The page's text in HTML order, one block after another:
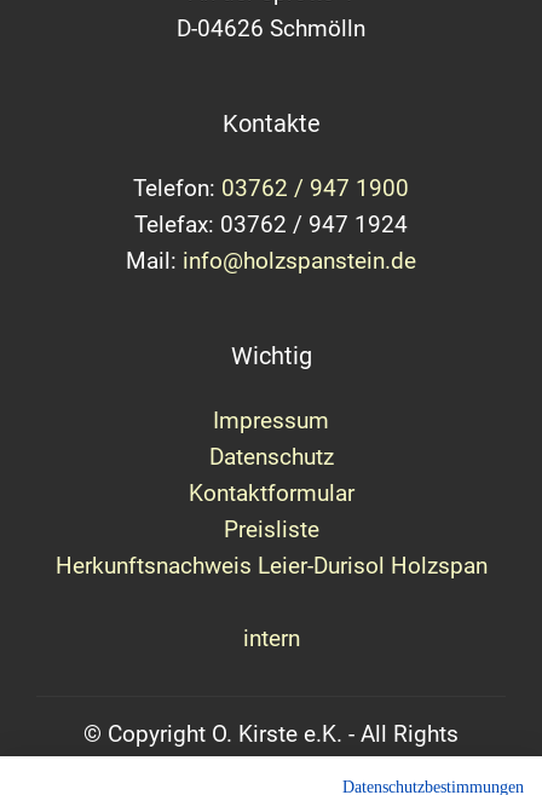
D-04626 Schmölln
Kontakte
Telefon: 03762 / 947 1900
Telefax: 03762 / 947 1924
Mail: info@holzspanstein.de
Wichtig
Impressum
Datenschutz
Kontaktformular
Preisliste
Herkunftsnachweis Leier-Durisol Holzspan
intern
© Copyright O. Kirste e.K. - All Rights
Datenschutzbestimmungen